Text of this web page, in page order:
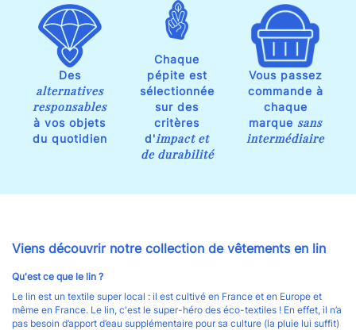
Des
alternatives
responsables
à vos objets
du quotidien
Chaque
pépite est
sélectionnée
sur des
critères
d'impact et
de durabilité
Vous passez
commande à
chaque
marque sans
intermédiaire
Viens découvrir notre collection de vêtements en lin
Qu'est ce que le lin ?
Le lin est un textile super local : il est cultivé en France et en Europe et
même en France. Le lin, c'est le super-héro des éco-textiles ! En effet, il n’a
pas besoin d’apport d’eau supplémentaire pour sa culture (la pluie lui suffit)